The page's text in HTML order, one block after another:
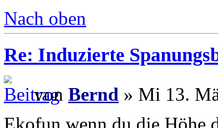
Nach oben
Re: Induzierte
von Bernd » Mi 13.
Ekofun wenn du die Höhe